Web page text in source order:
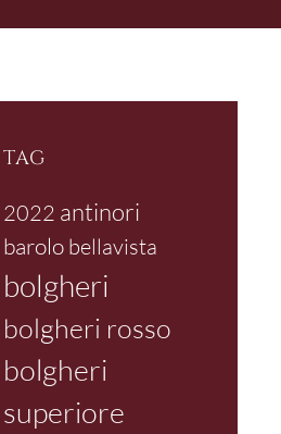
TAG
2022 antinori
barolo bellavista
bolgheri
bolgheri rosso
bolgheri
superiore